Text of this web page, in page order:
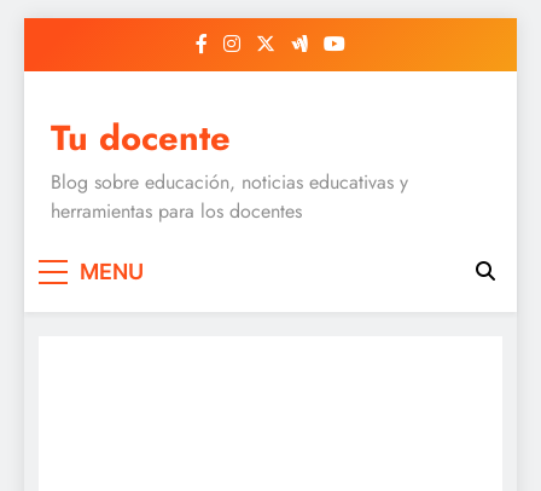
Tu docente
Blog sobre educación, noticias educativas y
herramientas para los docentes
MENU